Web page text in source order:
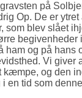
på
Op. De er
som blev slået
ham og på hans
Vi giver
kæmpe, og den
i en tid som